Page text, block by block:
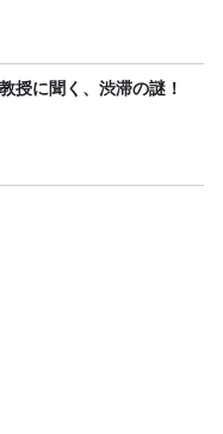
授に聞く、渋滞の謎！